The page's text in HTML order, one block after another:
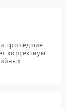
и прошедшие
корректную